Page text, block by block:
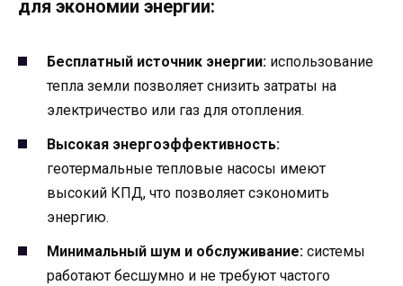
для экономии энергии:
Бесплатный источник энергии: использование
тепла земли позволяет снизить затраты на
электричество или газ для отопления.
Высокая энергоэффективность:
геотермальные тепловые насосы имеют
высокий КПД, что позволяет сэкономить
энергию.
Минимальный шум и обслуживание: системы
работают бесшумно и не требуют частого